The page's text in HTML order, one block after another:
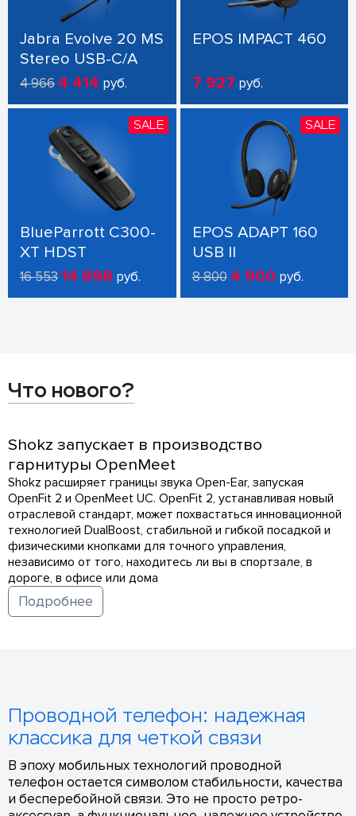
Jabra Evolve 20 MS
Stereo USB-C/A
4 966 4 414 руб.
EPOS IMPACT 460
7 927 руб.
SALE
BlueParrott C300-
XT HDST
16 55314 898 руб.
SALE
EPOS ADAPT 160
USB II
8 800 4 900 руб.
Что нового?
Shokz запускает в производство
гарнитуры OpenMeet
Shokz расширяет границы звука Open-Ear, запуская
OpenFit 2 и OpenMeet UC. OpenFit 2, устанавливая новый
отраслевой стандарт, может похвастаться инновационной
технологией DualBoost, стабильной и гибкой посадкой и
физическими кнопками для точного управления,
независимо от того, находитесь ли вы в спортзале, в
дороге, в офисе или дома
Подробнее
Проводной телефон: надежная
классика для четкой связи
В эпоху мобильных технологий проводной
телефон остается символом стабильности, качества
и бесперебойной связи. Это не просто ретро-